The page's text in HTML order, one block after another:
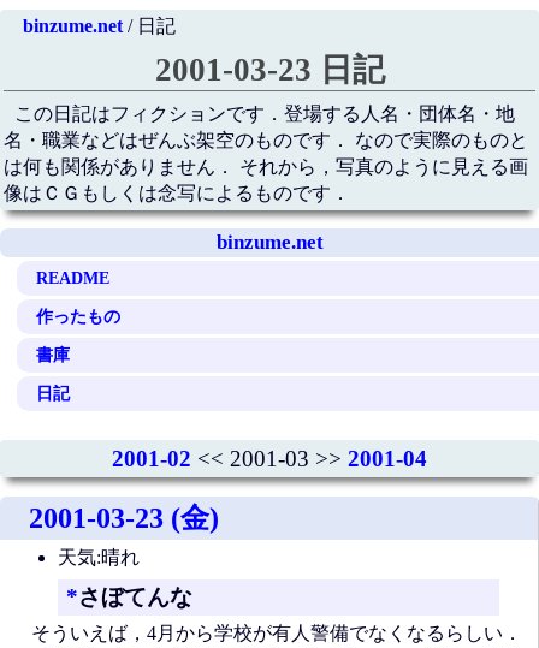
binzume.net/ 日記
2001-03-23 日記
この日記はフィクションです．登場する人名・団体名・地
名・職業などはぜんぶ架空のものです． なので実際のものと
は何も関係がありません． それから，写真のように見える画
像はＣＧもしくは念写によるものです．
binzume.net
README
作ったもの
書庫
日記
2001-02 << 2001-03 >> 2001-04
2001-03-23 (金)
天気:晴れ
*さぼてんな
そういえば，4月から学校が有人警備でなくなるらしい．